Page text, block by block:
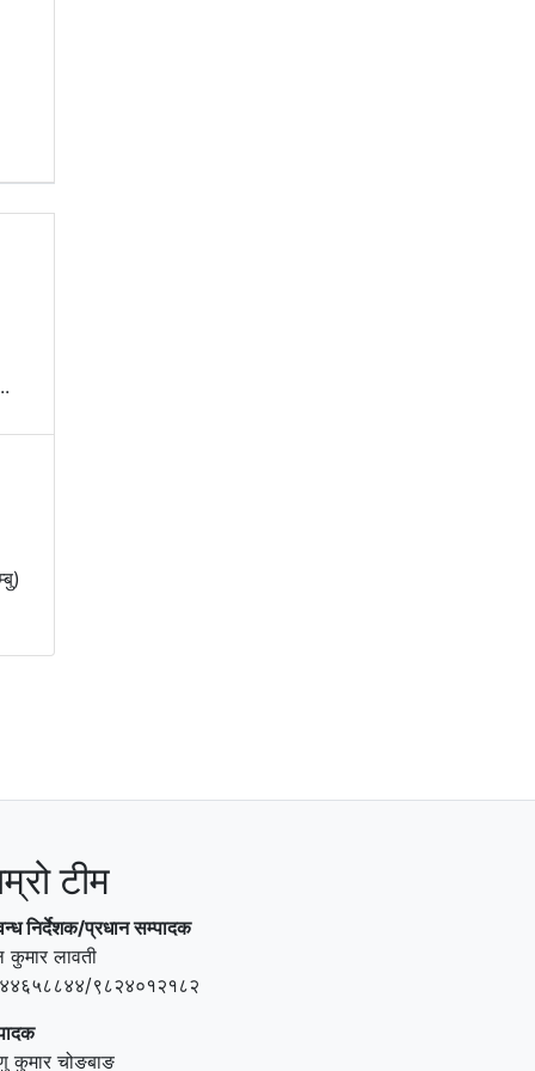
टीम
निर्देशक/प्रधान सम्पादक
कुमार लावती
९८२४०१२१८२
कुमार चोङबाङ